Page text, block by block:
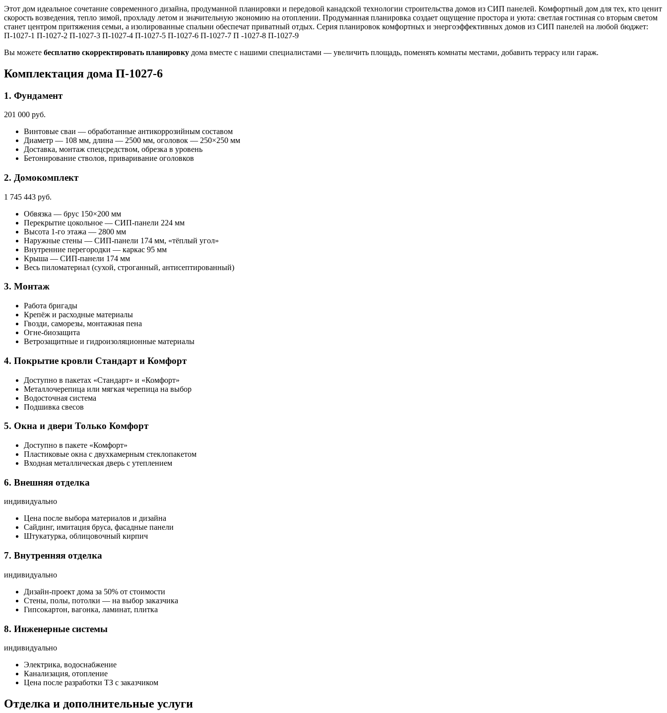
Этот дом идеальное сочетание современного дизайна, продуманной планировки и передовой канадской технологии строительства домов из СИП панелей. Комфортный дом для тех, кто ценит
скорость возведения, тепло зимой, прохладу летом и значительную экономию на отоплении. Продуманная планировка создает ощущение простора и уюта: светлая гостиная со вторым светом
станет центром притяжения семьи, а изолированные спальни обеспечат приватный отдых. Серия планировок комфортных и энергоэффективных домов из СИП панелей на любой бюджет:
П-1027-1 П-1027-2 П-1027-3 П-1027-4 П-1027-5 П-1027-6 П-1027-7 П -1027-8 П-1027-9
Вы можете бесплатно скорректировать планировку дома вместе с нашими специалистами — увеличить площадь, поменять комнаты местами, добавить террасу или гараж.
Комплектация дома П-1027-6
1. Фундамент
201 000 руб.
Винтовые сваи — обработанные антикоррозийным составом
Диаметр — 108 мм, длина — 2500 мм, оголовок — 250×250 мм
Доставка, монтаж спецсредством, обрезка в уровень
Бетонирование стволов, приваривание оголовков
2. Домокомплект
1 745 443 руб.
Обвязка — брус 150×200 мм
Перекрытие цокольное — СИП-панели 224 мм
Высота 1-го этажа — 2800 мм
Наружные стены — СИП-панели 174 мм, «тёплый угол»
Внутренние перегородки — каркас 95 мм
Крыша — СИП-панели 174 мм
Весь пиломатериал (сухой, строганный, антисептированный)
3. Монтаж
Работа бригады
Крепёж и расходные материалы
Гвозди, саморезы, монтажная пена
Огне-биозащита
Ветрозащитные и гидроизоляционные материалы
4. Покрытие кровли Стандарт и Комфорт
Доступно в пакетах «Стандарт» и «Комфорт»
Металлочерепица или мягкая черепица на выбор
Водосточная система
Подшивка свесов
5. Окна и двери Только Комфорт
Доступно в пакете «Комфорт»
Пластиковые окна с двухкамерным стеклопакетом
Входная металлическая дверь с утеплением
6. Внешняя отделка
индивидуально
Цена после выбора материалов и дизайна
Сайдинг, имитация бруса, фасадные панели
Штукатурка, облицовочный кирпич
7. Внутренняя отделка
индивидуально
Дизайн-проект дома за 50% от стоимости
Стены, полы, потолки — на выбор заказчика
Гипсокартон, вагонка, ламинат, плитка
8. Инженерные системы
индивидуально
Электрика, водоснабжение
Канализация, отопление
Цена после разработки ТЗ с заказчиком
Отделка и дополнительные услуги